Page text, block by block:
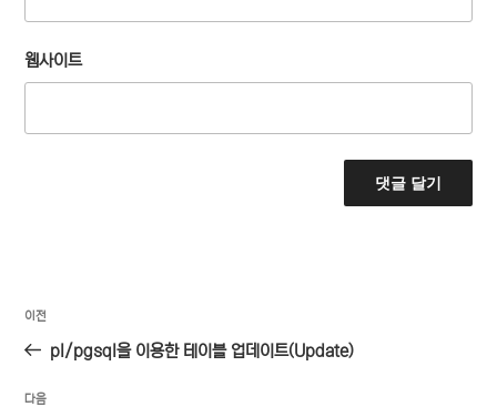
웹사이트
글
이
전
이전
pl/pgsql을 이용한 테이블 업데이트(Update)
다
다음